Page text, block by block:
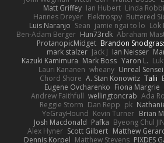
Matt Griffey Ian Hubert Linda
Hannes Dreyer Elektrospy Buttered
Luis Naranjo Sean jamie ngai to lo Lök
Ben-Adam Berger Hun73rdk Abraham
ProtanopicMidget Brandon
mark stalzer Jack J Ian Neisser
Kazuki Kamimura Mark Boss Yaron L.
Lauri Kananen wheany Unreal Sensei
Chord Shore A. Stan Konowitz Talii
Eugene Ovcharenko Fiona Margrie
Andrew Faithfull wellingtoncrab Ada
Reggie Storm Dan Repp pk
YeGrayHound Kevin Turner Brian
Josh Macdonald Pafka Byeong Chul JIN
Alex Hyner Scott Gilbert Matthew
Dennis Korpel Matthew Stevens PIXDES